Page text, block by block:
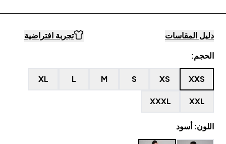
دليل المقاسات تجربة افتراضية
الحجم:
XXS
XS
S
M
L
XL
XXL
XXXL
اللون: أسود